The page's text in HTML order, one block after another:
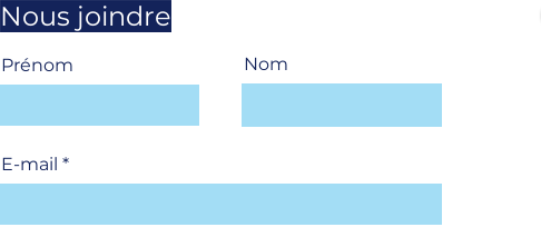
Nous joindre
Prénom Nom
E-mail